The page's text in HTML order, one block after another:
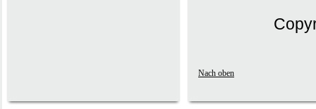
Nach oben